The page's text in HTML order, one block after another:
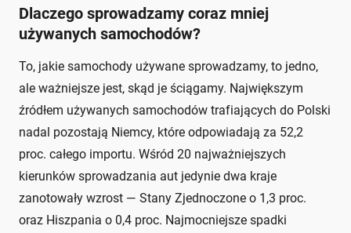
Dlaczego sprowadzamy coraz mniej
używanych samochodów?
To, jakie samochody używane sprowadzamy, to jedno,
ale ważniejsze jest, skąd je ściągamy. Największym
źródłem używanych samochodów trafiających do Polski
nadal pozostają Niemcy, które odpowiadają za 52,2
proc. całego importu. Wśród 20 najważniejszych
kierunków sprowadzania aut jedynie dwa kraje
zanotowały wzrost — Stany Zjednoczone o 1,3 proc.
oraz Hiszpania o 0,4 proc. Najmocniejsze spadki